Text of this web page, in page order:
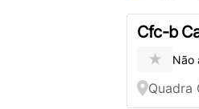
Cfc-b
★ Não
Quadra